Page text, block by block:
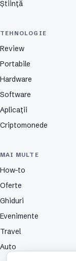
Știință
TEHNOLOGIE
Review
Portabile
Hardware
Software
Aplicații
Criptomonede
MAI MULTE
How-to
Oferte
Ghiduri
Evenimente
Travel
Auto